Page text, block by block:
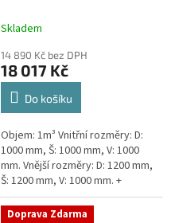
Skladem
14 890 Kč bez DPH
18 017 Kč
Do košíku
Objem: 1m³ Vnitřní rozměry: D:
1000 mm, Š: 1000 mm, V: 1000
mm. Vnější rozměry: D: 1200 mm,
Š: 1200 mm, V: 1000 mm. +
komínek Snížené provedení s
výškou těla pouhý 1m!...
Doprava Zdarma